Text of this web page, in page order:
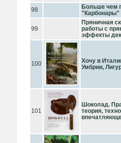
98
Больше чем
"Карбонары"
99
Пряничная
работы с
эффекты
100
Хочу в
Умбрии,
101
Шоколад.
теория,